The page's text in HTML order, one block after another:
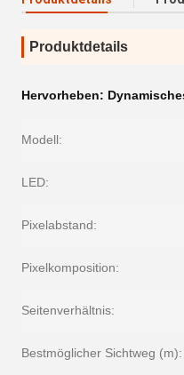
Produktdetails
Hervorheben:
Modell:
LED:
Pixelabstand:
Pixelkomposition:
Seitenverhältnis:
Bestmöglicher Sichtweg (m):